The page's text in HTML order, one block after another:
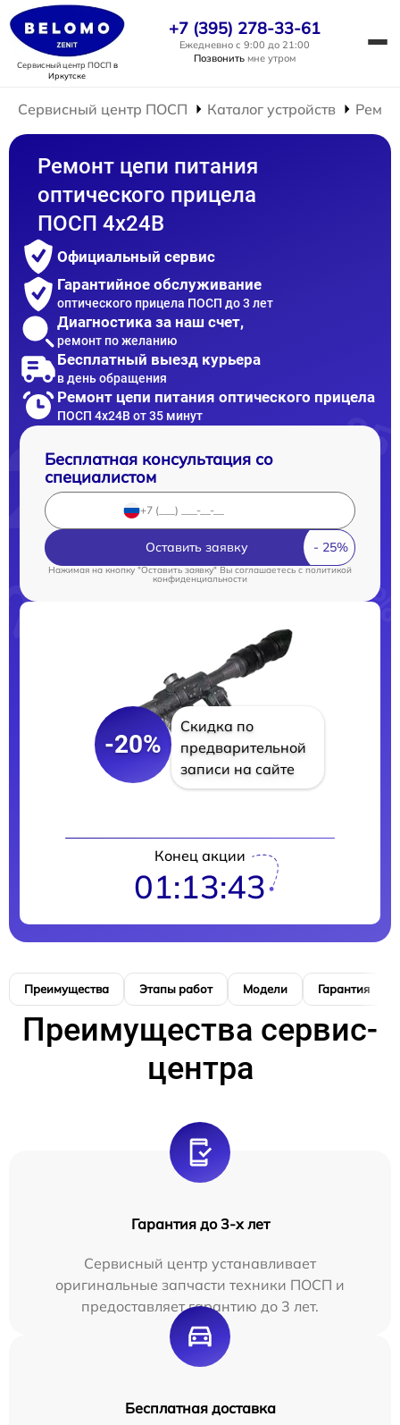
Сервисный центр ПОСПв
Иркутске
+7 (395) 278-33-61
Ежедневно с 9:00 до 21:00
Позвонить мне утром
Сервисный центр ПОСП Каталог устройств
Ремонт цепи питания
оптического прицела
ПОСП 4x24B
Официальный сервис
Гарантийное обслуживание
оптического прицела ПОСП до 3 лет
Диагностика за наш счет,
ремонт по желанию
Бесплатный выезд курьера
в день обращения
Ремонт цепи питания оптического прицела
ПОСП 4x24B от 35 минут
Бесплатная консультация со
специалистом
Оставить заявку
Нажимая на кнопку "Оставить заявку" Вы соглашаетесь cполитикой
конфиденциальности
-20%
Скидка по
предварительной
записи на сайте
Конец акции
01:13:42
Преимущества Этапы работ Модели Гарантия
Преимущества сервис-
центра
Гарантия до 3-х лет
Сервисный центр устанавливает
оригинальные запчасти техники ПОСП и
предоставляет гарантию до 3 лет.
Бесплатная доставка